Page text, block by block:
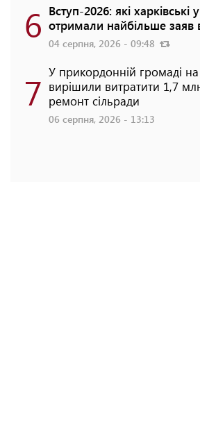
6 Вступ-2026: які харківські
отримали найбільше заяв
04 серпня, 2026 - 09:48
7 У прикордонній громаді
вирішили витратити 1,7
ремонт сільради
06 серпня, 2026 - 13:13